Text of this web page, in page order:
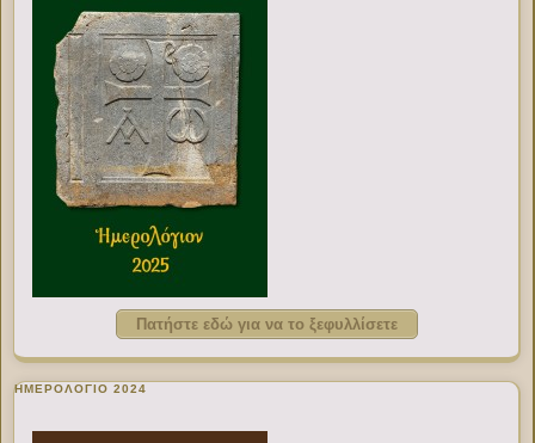
Πατήστε εδώ για να το ξεφυλλίσετε
ΗΜΕΡΟΛΟΓΙΟ 2024